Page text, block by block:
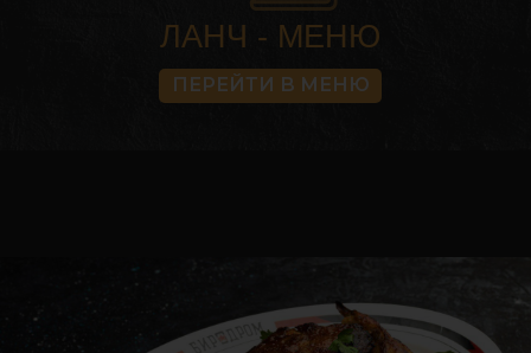
ЛАНЧ - МЕНЮ
ПЕРЕЙТИ В МЕНЮ